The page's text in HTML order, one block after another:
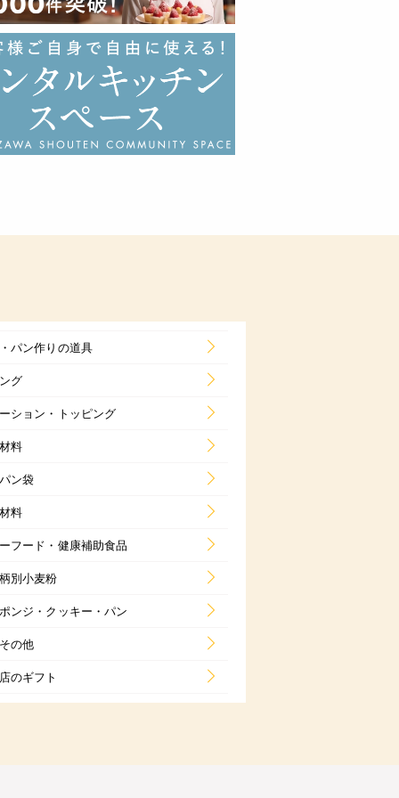
パン作りの道具
グ
ション・トッピング
料
ン袋
料
フード・健康補助食品
別小麦粉
ンジ・クッキー・パン
の他
のギフト